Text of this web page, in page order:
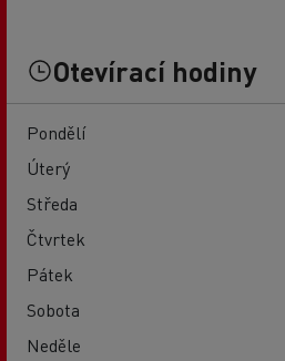
Otevírací hodiny
Pondělí
Úterý
Středa
Čtvrtek
Pátek
Sobota
Neděle